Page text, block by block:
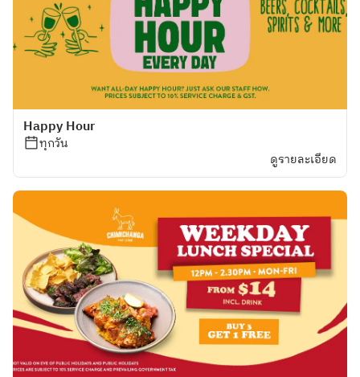
Happy Hour
ทุกวัน
ดูรายละเอียด